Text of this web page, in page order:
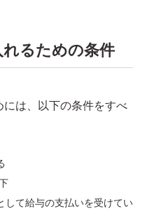
るための条件
は、以下の条件をすべ
して給与の支払いを受けてい